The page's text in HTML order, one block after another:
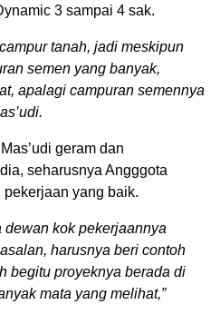
3 sampai 4 sak.
tanah, jadi meskipun
semen yang banyak,
apalagi campuran semennya
geram dan
seharusnya Angggota
yang baik.
dewan kok pekerjaannya
harusnya beri contoh
begitu proyeknya berada di
mata yang melihat,”